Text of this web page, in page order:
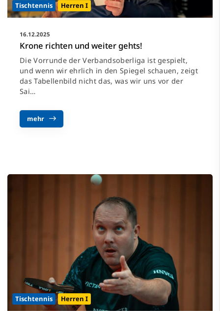
Tischtennis Herren I
16.12.2025
Krone richten und weiter gehts!
Die Vorrunde der Verbandsoberliga ist gespielt,
und wenn wir ehrlich in den Spiegel schauen, zeigt
das Tabellenbild nicht das, was wir uns vor der
Sai…
mehr
Tischtennis Herren I